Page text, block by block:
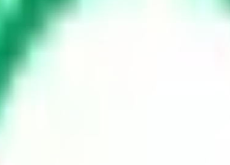
る副院長が診療いたします。 小児から高齢者
職場からでも相談していただけるように、オン
担としてシステム利用料（大人1,100円、小児